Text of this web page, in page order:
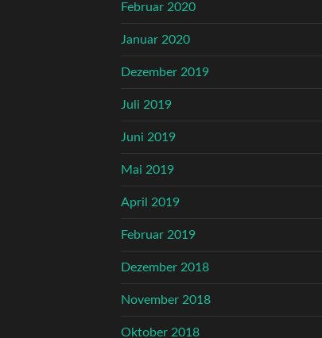
Februar 2020
Januar 2020
Dezember 2019
Juli 2019
Juni 2019
Mai 2019
April 2019
Februar 2019
Dezember 2018
November 2018
Oktober 2018